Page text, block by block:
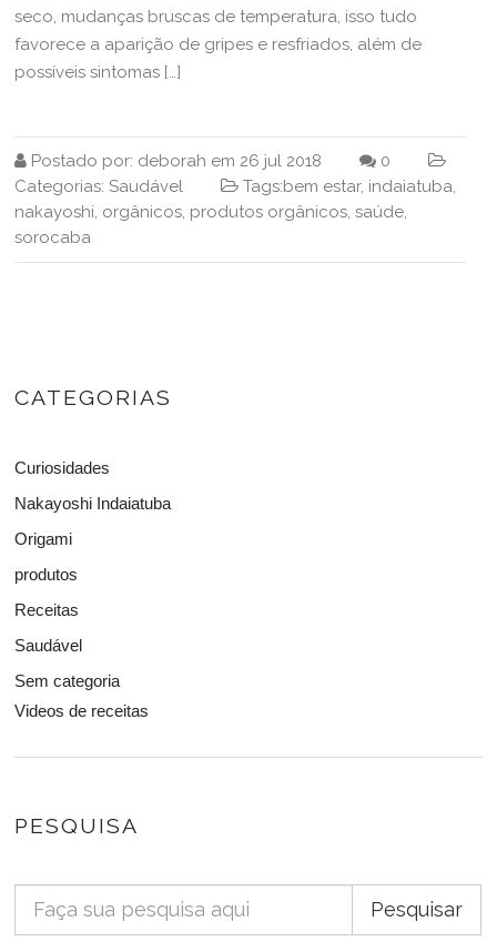
seco, mudanças bruscas de temperatura, isso tudo
favorece a aparição de gripes e resfriados, além de
possíveis sintomas […]
Postado por: deborah em 26 jul 2018
0
Categorias:Saudável Tags:bem estar, indaiatuba
nakayoshi orgânicos produtos orgânicos ,saúde
sorocaba
CATEGORIAS
Curiosidades
Nakayoshi Indaiatuba
Origami
produtos
Receitas
Saudável
Sem categoria
Videos de receitas
PESQUISA
Pesquisar